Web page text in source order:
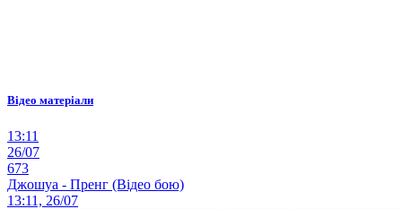
Відео матеріали
13:11
26/07
673
Джошуа - Пренг (Відео бою)
13:11, 26/07